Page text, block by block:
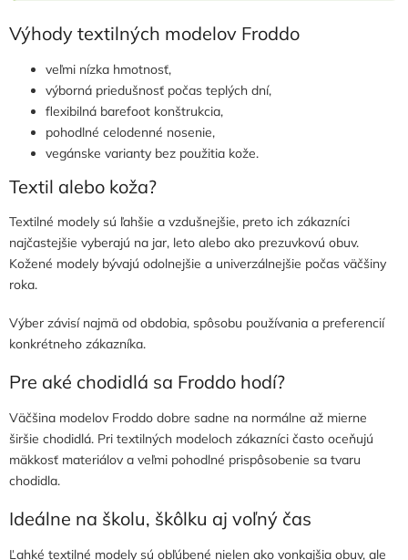
Výhody textilných modelov Froddo
veľmi nízka hmotnosť,
výborná priedušnosť počas teplých dní,
flexibilná barefoot konštrukcia,
pohodlné celodenné nosenie,
vegánske varianty bez použitia kože.
Textil alebo koža?
Textilné modely sú ľahšie a vzdušnejšie, preto ich zákazníci
najčastejšie vyberajú na jar, leto alebo ako prezuvkovú obuv.
Kožené modely bývajú odolnejšie a univerzálnejšie počas väčšiny
roka.
Výber závisí najmä od obdobia, spôsobu používania a preferencií
konkrétneho zákazníka.
Pre aké chodidlá sa Froddo hodí?
Väčšina modelov Froddo dobre sadne na normálne až mierne
širšie chodidlá. Pri textilných modeloch zákazníci často oceňujú
mäkkosť materiálov a veľmi pohodlné prispôsobenie sa tvaru
chodidla.
Ideálne na školu, škôlku aj voľný čas
Ľahké textilné modely sú obľúbené nielen ako vonkajšia obuv, ale